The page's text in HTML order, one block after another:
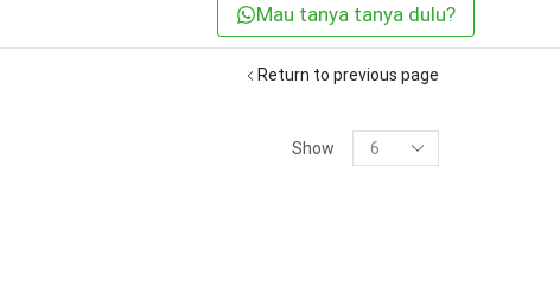
Mau tanya tanya dulu?
Return to previous page
Show